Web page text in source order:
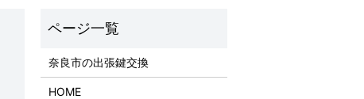
奈良市の出張鍵交換
HOME